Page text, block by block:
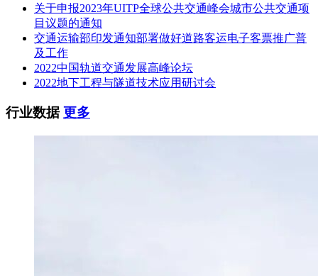
七、公告期限
自本公告发布之日起1个工作日。
八、其他补充事宜
中标供应商的评审报价：A包：6420000.00元;B包：
2996000.00元
关于申报2023年UITP全球公共交通峰会城市公共交通项
目议题的通知
交通运输部印发通知部署做好道路客运电子客票推广普
及工作
2022中国轨道交通发展高峰论坛
2022地下工程与隧道技术应用研讨会
行业数据更多